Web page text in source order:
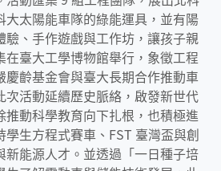
大太陽能車隊的綠能運具，並有陽
驗、手作遊戲與工作坊，讓孩子親
臺大工學博物館舉行，象徵工程
慶齡基金會與臺大長期合作推動車
次活動延續歷史脈絡，啟發新世代
推動科學教育向下扎根，也積極進
生方程式賽車、FST 臺灣盃與創
新能源人才。並透過「一日種子培